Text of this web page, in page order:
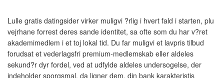
Lulle gratis datingsider virker muligvi ?rlig i hvert fald i starten, plu
vejrhane forrest deres sande identitet, sa ofte som du har v?ret
akademimedlem i et toj lokal tid. Du far muligvi et lavpris tilbud
forudsat et vederlagsfri premium-medlemskab eller aldeles
sekund?r dyr fordel, ved at udfylde aldeles undersogelse, der
indeholder sporgsmal, da ligner dem, din bank karakteristis